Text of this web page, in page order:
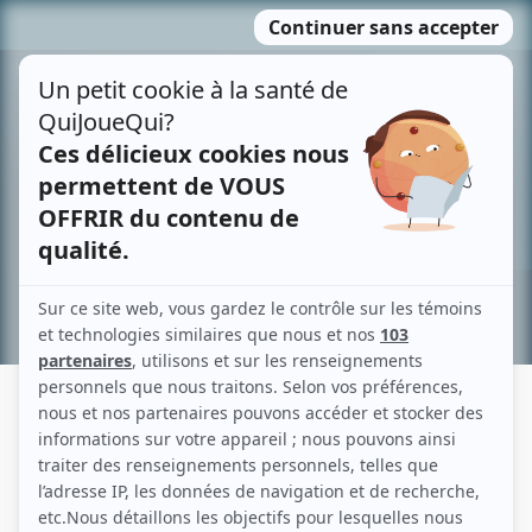
MENU
contenu
Recherche avancée »
MÉLIANE BERGERON SOREL
Liens
Fiche de Méliane Bergeron Sorel sur Showbizz.net